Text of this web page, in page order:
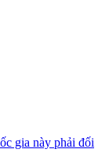
gia này phải đối